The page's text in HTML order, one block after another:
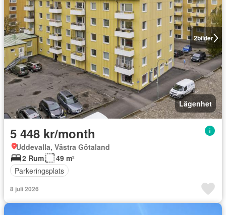
2bilder
Lägenhet
5 448 kr/month
Uddevalla, Västra Götaland
2 Rum
49 m²
Parkeringsplats
8 juli 2026